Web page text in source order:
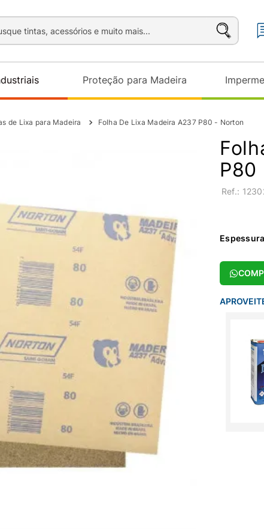
tintas, acessórios e muito mais...
Proteção para Madeira
de Lixa para Madeira Folha De Lixa Madeira A237 P80 - Norton
P80
:
Espessura